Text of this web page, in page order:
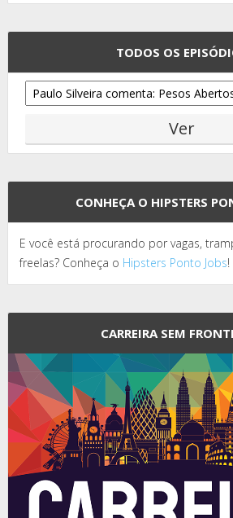
TODOS OS
CONHEÇA O HIPSTERS
E você está procurando por vagas,
freelas? Conheça o Hipsters Ponto Jobs!
CARREIRA SEM